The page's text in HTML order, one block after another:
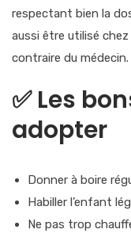
respectant bien la
aussi être utilisé
contraire du médecin.
✅Les
adopter
Donner à boire
Habiller l’enfant
Ne pas trop